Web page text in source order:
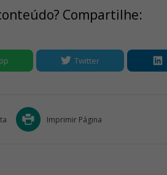
Compartilhe:
Twitter
Imprimir Página